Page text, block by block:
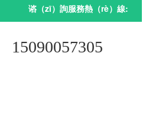
谘（zī）詢服務熱（rè）線:
15090057305